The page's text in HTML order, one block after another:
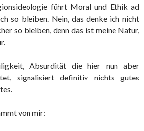
führt Moral und Ethik ad
so bleiben. Nein, das denke ich nicht
so bleiben, denn das ist meine Natur,
Absurdität die hier nun aber
signalisiert definitiv nichts gutes
von mir: